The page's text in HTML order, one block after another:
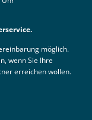
möglich.
wenn Sie Ihre
erreichen wollen.